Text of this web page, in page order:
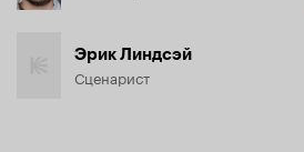
Эрик Линдсэй
Сценарист